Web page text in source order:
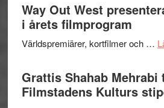
Way Out West
i årets filmprogram
Världspremiärer, kortfilmer och …
Grattis Shahab Mehrabi
Filmstadens Kulturs